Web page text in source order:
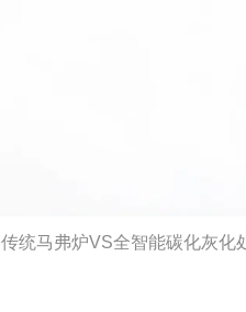
传统马弗炉VS全智能碳化灰